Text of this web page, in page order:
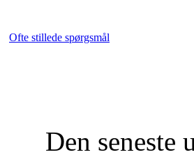
Ofte stillede spørgsmål
Den